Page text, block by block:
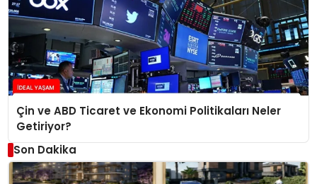
Çin ve ABD Ticaret ve Ekonomi Politikaları Neler
Getiriyor?
Son Dakika